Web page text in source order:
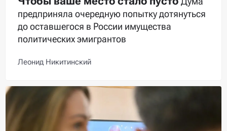
предприняла очередную попытку дотянуться
до оставшегося в России имущества
политических эмигрантов
Леонид Никитинский